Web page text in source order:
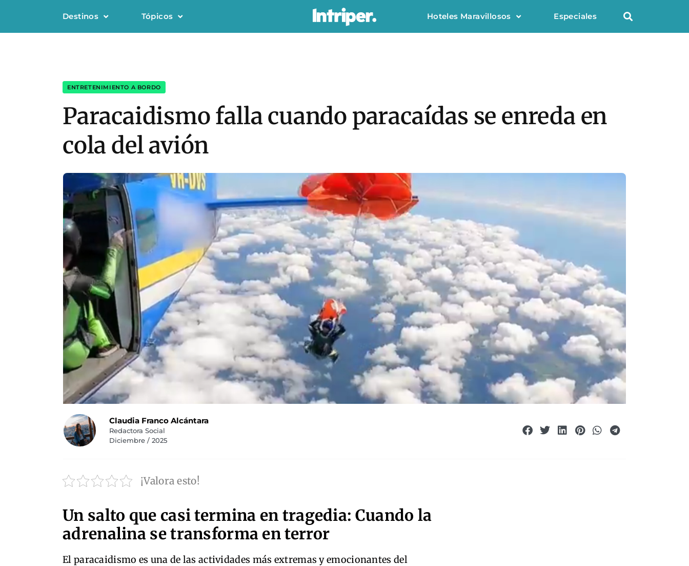
Destinos Tópicos Hoteles Maravillosos Especiales
ENTRETENIMIENTO A BORDO
Paracaidismo falla cuando paracaídas se enreda en
cola del avión
Claudia Franco Alcántara
Redactora Social
Diciembre / 2025
¡Valora esto!
Un salto que casi termina en tragedia: Cuando la
adrenalina se transforma en terror
El paracaidismo es una de las actividades más extremas y emocionantes del